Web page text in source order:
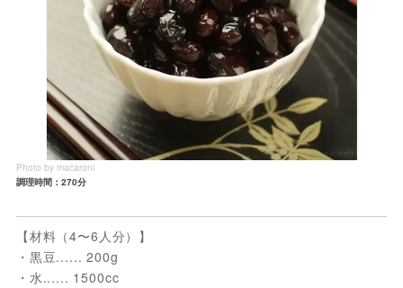
Photo by macaroni
調理時間：270分
【材料（4〜6人分）】
・黒豆...... 200g
・水...... 1500cc